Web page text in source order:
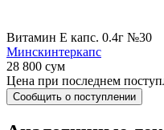
Витамин Е капс. 0.4г №30
Минскинтеркапс
28 800 сум
Цена при последнем
Сообщить о поступлении